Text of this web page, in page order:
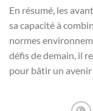
En résumé, les
sa capacité à
normes
défis de demain, il
pour bâtir un avenir